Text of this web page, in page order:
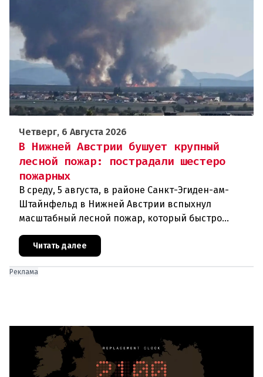
Четверг, 6 Августа 2026
В Нижней Австрии бушует крупный
лесной пожар: пострадали шестеро
пожарных
В среду, 5 августа, в районе Санкт-Эгиден-ам-
Штайнфельд в Нижней Австрии вспыхнул
масштабный лесной пожар, который быстро
В ходе тушения пострадали шесте
Читать далее
Реклама